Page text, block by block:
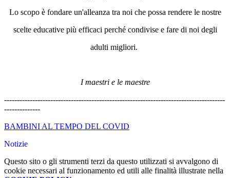
Lo scopo è fondare un'alleanza tra noi che possa rendere le nostre
scelte educative più efficaci perché condivise e fare di noi degli
adulti migliori.
I maestri e le maestre
--------------------------------------------------------------------------------------
--------------
BAMBINI AL TEMPO DEL COVID
Notizie
Questo sito o gli strumenti terzi da questo utilizzati si avvalgono di
cookie necessari al funzionamento ed utili alle finalità illustrate nella